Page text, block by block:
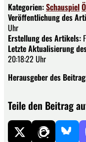
Kategorien:Schauspiel
Veröffentlichung des
Uhr
Erstellung des Artikels:
Letzte Aktualisierung
20:18:22 Uhr
Herausgeber des
Teile den Beitrag